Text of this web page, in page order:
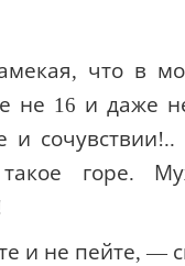
что в
не 16 и даже
такое горе.
и не пейте, —